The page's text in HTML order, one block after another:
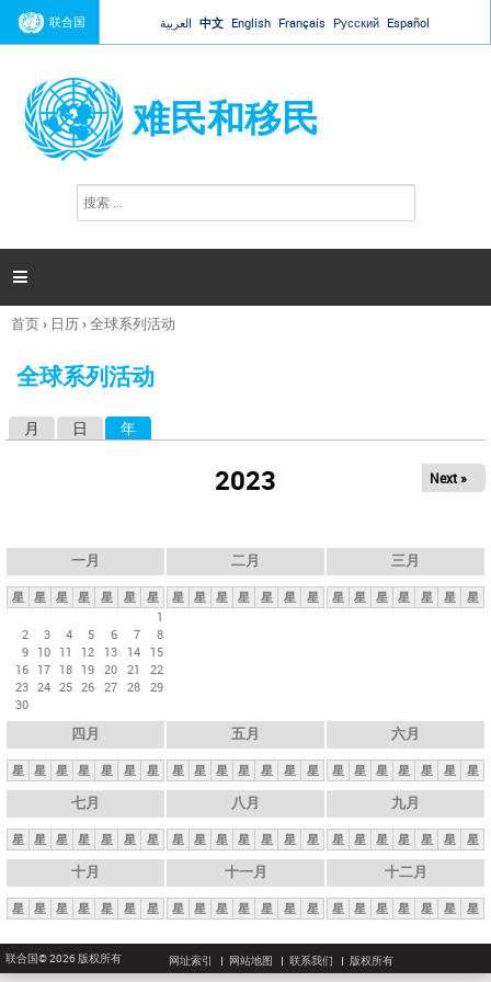
Jump to navigation
联合国 العربية 中文 English Français Русский Español
难民和移民
搜
索

你
这
首页› 日历›全球系列活动
全球系列活动
月 日 年
2023 Next »
一月
星 星 星 星 星 星
星
1
2
3 4 5 6 7
8
9 10 11 12 13 14
15
16 17 18 19 20 21
22
23 24 25 26 27 28 29
30
二月
星 星 星 星 星 星 星
三月
星 星 星 星 星 星 星
四月
星 星 星 星 星 星 星
五月
星 星 星 星 星 星 星
六月
星 星 星 星 星 星 星
七月
星 星 星 星 星 星 星
八月
星 星 星 星 星 星 星
九月
星 星 星 星 星 星 星
十月
星 星 星 星 星 星 星
十一月
星 星 星 星 星 星 星
十二月
星 星 星 星 星 星 星
联合国© 2026 版权所有 网址索引 网站地图 联系我们 版权所有